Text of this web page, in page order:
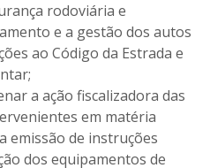
rodoviária e
e a gestão dos autos
ao Código da Estrada e
a ação fiscalizadora das
em matéria
emissão de instruções
dos equipamentos de